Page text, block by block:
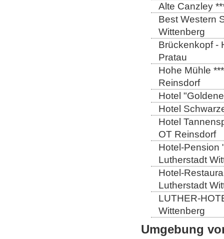
Alte Canzley
Best Western
Wittenberg
Brückenkopf -
Pratau
Hohe Mühle
Reinsdorf
Hotel
Hotel
Hotel
OT Reinsdorf
Hotel-Pension
Lutherstadt
Hotel-
Lutherstadt
LUTHER-
Wittenberg
Umgebung